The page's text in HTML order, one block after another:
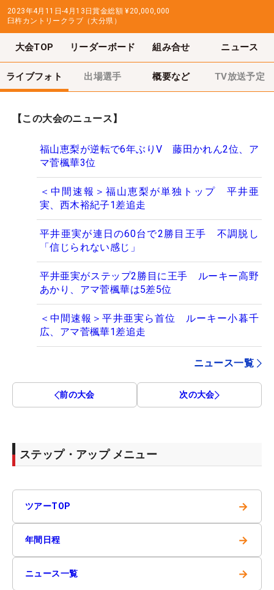
2023年4月11日-4月13日賞金総額 ¥20,000,000
臼杵カントリークラブ（大分県）
大会TOP リーダーボード 組み合せ ニュース
ライブフォト 出場選手 概要など TV放送予定
【この大会のニュース】
福山恵梨が逆転で6年ぶりV 藤田かれん2位、ア
マ菅楓華3位
＜中間速報＞福山恵梨が単独トップ 平井亜
実、西木裕紀子1差追走
平井亜実が連日の60台で2勝目王手 不調脱し
「信じられない感じ」
平井亜実がステップ2勝目に王手 ルーキー高野
あかり、アマ菅楓華は5差5位
＜中間速報＞平井亜実ら首位 ルーキー小暮千
広、アマ菅楓華1差追走
ニュース一覧
前の大会 次の大会
ステップ・アップ メニュー
ツアーTOP →
年間日程 →
ニュース一覧 →